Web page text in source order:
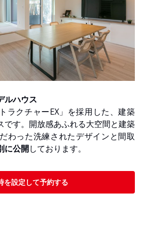
ルハウス
ラクチャーEX」を採用した、建築
です。開放感あふれる大空間と建築
わった洗練されたデザインと間取
に公開しております。
を設定して予約する